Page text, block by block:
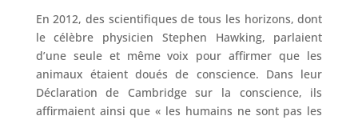
En 2012, des scientifiques de tous les horizons, dont
le célèbre physicien Stephen Hawking, parlaient
d’une seule et même voix pour affirmer que les
animaux étaient doués de conscience. Dans leur
Déclaration de Cambridge sur la conscience, ils
affirmaient ainsi que « les humains ne sont pas les